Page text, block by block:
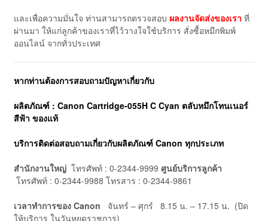
และเพื่อความมั่นใจ ท่านสามารถตรวจสอบ ผลงานจัดส่งของเรา ที่
ผ่านมา ให้แก่ลูกค้าของเราที่ไว้วางใจใช้บริการ สั่งซื้อหมึกพิมพ์
ออนไลน์ จากทั่วประเทศ
หากท่านต้องการสอบถามปัญหาเกี่ยวกับ
ผลิตภัณฑ์ : Canon Cartridge-055H C Cyan ตลับหมึกโทนเนอร์
สีฟ้า ของแท้
บริการติดต่อสอบถามเกี่ยวกับผลิตภัณฑ์ Canon ทุกประเภท
สำนักงานใหญ่ โทรศัพท์ : 0-2344-9999 ศูนย์บริการลูกค้า
โทรศัพท์ : 0-2344-9988 โทรสาร : 0-2344-9861
เวลาทำการของ Canon จันทร์ – ศุกร์ 8.15 น. – 17.15 น. (ปิด
ให้บริการ ในวันหยุดราชการ)